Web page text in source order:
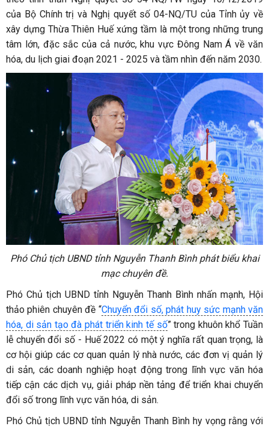
của Bộ Chính trị và Nghị quyết số 04-NQ/TU của Tỉnh ủy về
xây dựng Thừa Thiên Huế xứng tầm là một trong những trung
tâm lớn, đặc sắc của cả nước, khu vực Đông Nam Á về văn
hóa, du lịch giai đoạn 2021 - 2025 và tầm nhìn đến năm 2030.
Phó Chủ tịch UBND tỉnh Nguyễn Thanh Bình phát biểu khai
mạc chuyên đề.
Phó Chủ tịch UBND tỉnh Nguyễn Thanh Bình nhấn mạnh, Hội
thảo phiên chuyên đề “Chuyển đổi số, phát huy sức mạnh văn
hóa, di sản tạo đà phát triển kinh tế số” trong khuôn khổ Tuần
lễ chuyển đổi số - Huế 2022 có một ý nghĩa rất quan trọng, là
cơ hội giúp các cơ quan quản lý nhà nước, các đơn vị quản lý
di sản, các doanh nghiệp hoạt động trong lĩnh vực văn hóa
tiếp cận các dịch vụ, giải pháp nền tảng để triển khai chuyển
đổi số trong lĩnh vực văn hóa, di sản.
Phó Chủ tịch UBND tỉnh Nguyễn Thanh Bình hy vọng rằng với